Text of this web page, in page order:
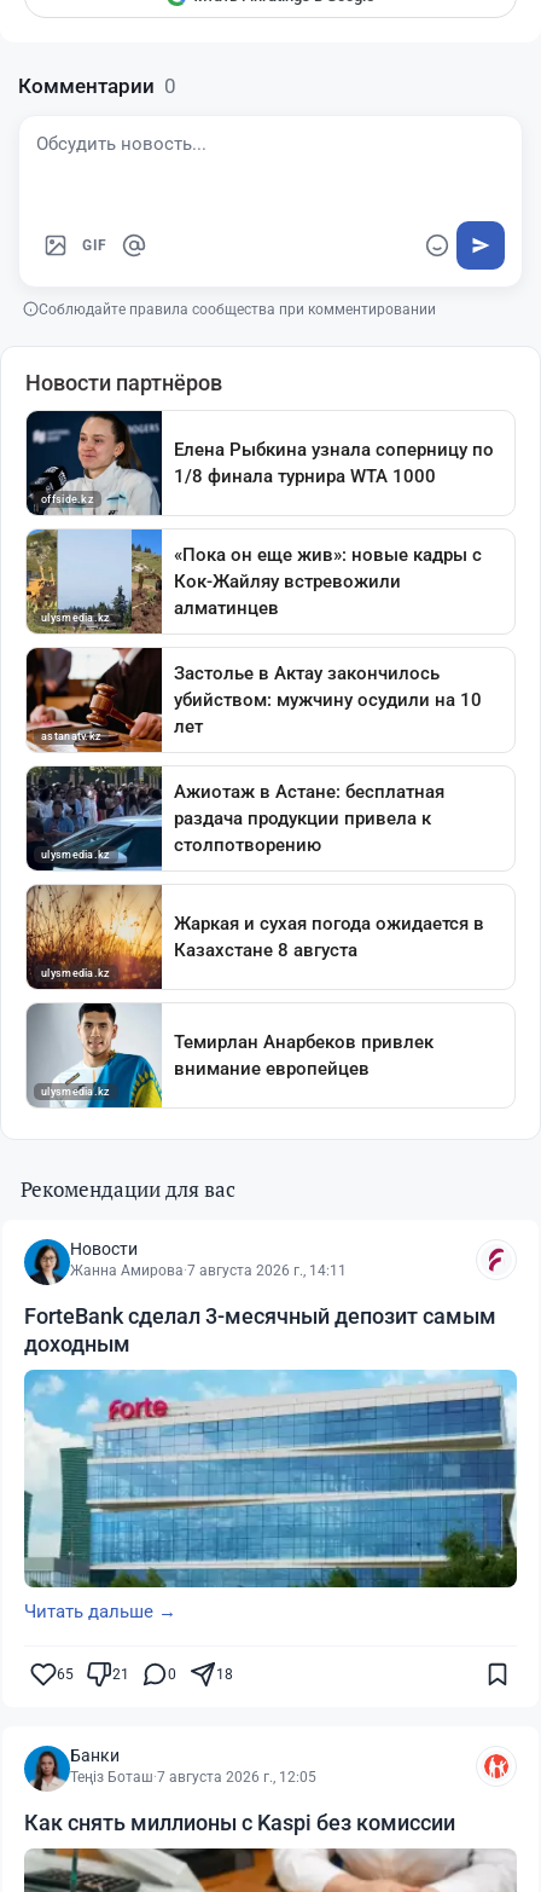
Комментарии 0
GIF
Соблюдайте правила сообщества при комментировании
Рекомендации для вас
Новости
Жанна Амирова·7 августа 2026 г., 14:11
ForteBank сделал 3-месячный депозит самым
доходным
Читать дальше →
65 21 0 18
Банки
Теңіз Боташ·7 августа 2026 г., 12:05
Как снять миллионы с Kaspi без комиссии